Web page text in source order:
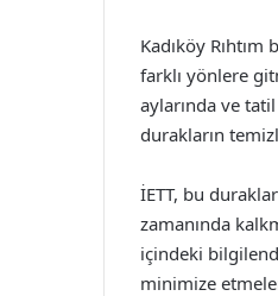
Kadıköy
farklı yönlere
aylarında ve
durakların
İETT, bu
zamanında
içindeki
minimize